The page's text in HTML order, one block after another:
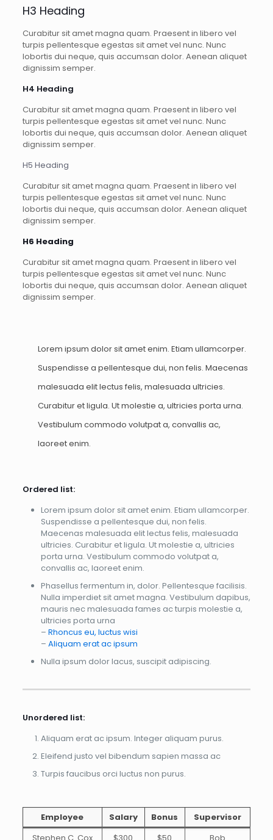
H3 Heading
Curabitur sit amet magna quam. Praesent in libero vel
turpis pellentesque egestas sit amet vel nunc. Nunc
lobortis dui neque, quis accumsan dolor. Aenean aliquet
dignissim semper.
H4 Heading
Curabitur sit amet magna quam. Praesent in libero vel
turpis pellentesque egestas sit amet vel nunc. Nunc
lobortis dui neque, quis accumsan dolor. Aenean aliquet
dignissim semper.
H5 Heading
Curabitur sit amet magna quam. Praesent in libero vel
turpis pellentesque egestas sit amet vel nunc. Nunc
lobortis dui neque, quis accumsan dolor. Aenean aliquet
dignissim semper.
H6 Heading
Curabitur sit amet magna quam. Praesent in libero vel
turpis pellentesque egestas sit amet vel nunc. Nunc
lobortis dui neque, quis accumsan dolor. Aenean aliquet
dignissim semper.
Lorem ipsum dolor sit amet enim. Etiam ullamcorper.
Suspendisse a pellentesque dui, non felis. Maecenas
malesuada elit lectus felis, malesuada ultricies.
Curabitur et ligula. Ut molestie a, ultricies porta urna.
Vestibulum commodo volutpat a, convallis ac,
laoreet enim.
Ordered list:
Lorem ipsum dolor sit amet enim. Etiam ullamcorper.
Suspendisse a pellentesque dui, non felis.
Maecenas malesuada elit lectus felis, malesuada
ultricies. Curabitur et ligula. Ut molestie a, ultricies
porta urna. Vestibulum commodo volutpat a,
convallis ac, laoreet enim.
Phasellus fermentum in, dolor. Pellentesque facilisis.
Nulla imperdiet sit amet magna. Vestibulum dapibus,
mauris nec malesuada fames ac turpis molestie a,
ultricies porta urna
– Rhoncus eu, luctus wisi
– Aliquam erat ac ipsum
Nulla ipsum dolor lacus, suscipit adipiscing.
Unordered list:
Aliquam erat ac ipsum. Integer aliquam purus.
Eleifend justo vel bibendum sapien massa ac
Turpis faucibus orci luctus non purus.
Employee Salary Bonus
Supervisor